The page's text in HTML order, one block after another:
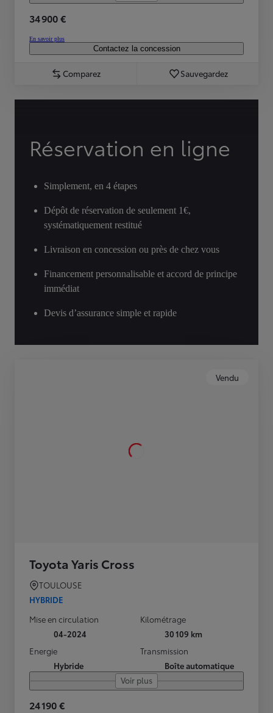
34 900 €
En savoir plus
Contactez la concession
Comparez Sauvegardez
Réservation en ligne
Simplement, en 4 étapes
Dépôt de réservation de seulement 1€,
systématiquement restitué
Livraison en concession ou près de chez vous
Financement personnalisable et accord de principe
immédiat
Devis d’assurance simple et rapide
Vendu
Toyota Yaris Cross
TOULOUSE
HYBRIDE
Mise en circulation
04-2024
Kilométrage
30 109 km
Energie
Hybride
Transmission
Boîte automatique
Voir plus
24 190 €